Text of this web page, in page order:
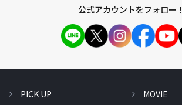
公式アカウントをフォロー！
PICK UP
MOVIE